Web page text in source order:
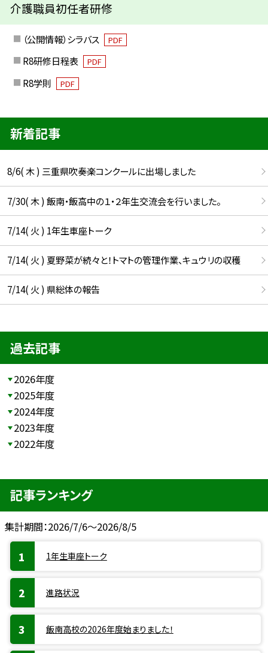
介護職員初任者研修
（公開情報）シラバス PDF
R8研修日程表 PDF
R8学則 PDF
新着記事
8/6( 木 ) 三重県吹奏楽コンクールに出場しました
7/30( 木 ) 飯南・飯高中の１・２年生交流会を行いました。
7/14( 火 ) 1年生車座トーク
7/14( 火 ) 夏野菜が続々と！トマトの管理作業、キュウリの収穫
7/14( 火 ) 県総体の報告
過去記事
2026年度
2025年度
2024年度
2023年度
2022年度
記事ランキング
集計期間：2026/7/6～2026/8/5
1年生車座トーク
進路状況
飯南高校の2026年度始まりました！